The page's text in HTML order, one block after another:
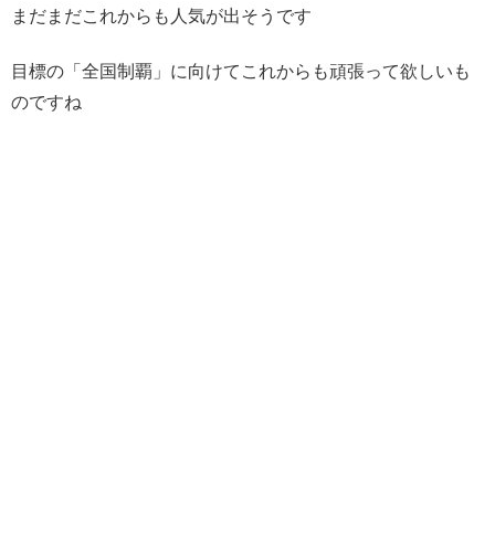
まだまだこれからも人気が出そうです
目標の「全国制覇」に向けてこれからも頑張って欲しいも
のですね